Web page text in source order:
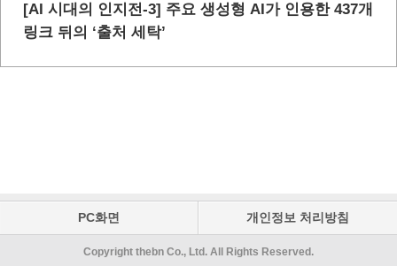
[AI 시대의 인지전-3] 주요 생성형 AI가 인용한 437개
링크 뒤의 ‘출처 세탁’
PC화면 개인정보 처리방침
Copyright thebn Co., Ltd. All Rights Reserved.